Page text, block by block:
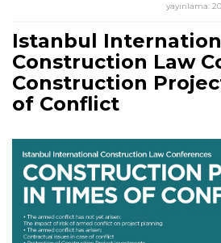
yayınlama:
Istanbul
Construction Law
Construction
of Conflict